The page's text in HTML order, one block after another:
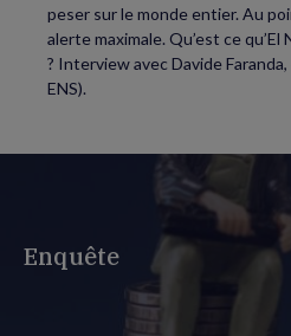
peser sur le monde entier. Au
alerte maximale. Qu’est ce
? Interview avec Davide
ENS).
Enquête